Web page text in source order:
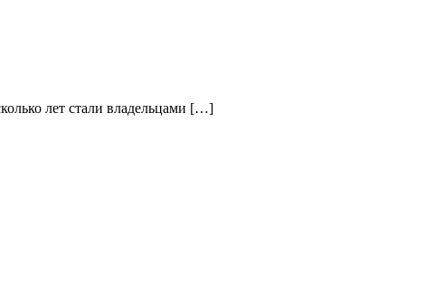
лет стали владельцами […]